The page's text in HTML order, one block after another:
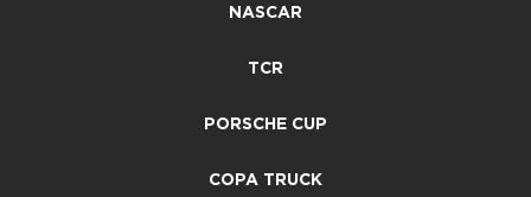
NASCAR
TCR
PORSCHE CUP
COPA TRUCK